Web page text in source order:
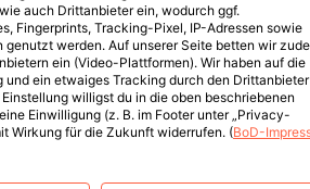
auch Drittanbieter ein, wodurch ggf.
Fingerprints, Tracking-Pixel, IP-Adressen sowie
werden. Auf unserer Seite betten wir
ein (Video-Plattformen). Wir haben auf die
ein etwaiges Tracking durch den Drittanbieter
willigst du in die oben beschriebenen
Einwilligung (z. B. im Footer unter „Privacy-
Wirkung für die Zukunft widerrufen. (BoD-